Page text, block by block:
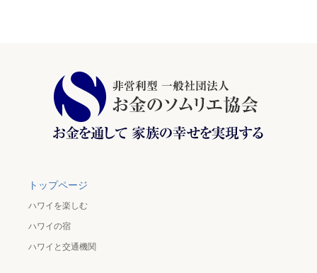
トップページ
ハワイを楽しむ
ハワイの宿
ハワイと交通機関